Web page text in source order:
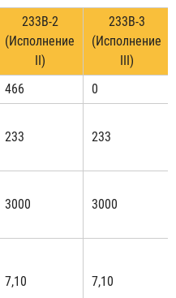
233В-2
(Исполнение
II)
233В-3
(Исполнение
III)
466
0
233 233
3000 3000
7,10 7,10